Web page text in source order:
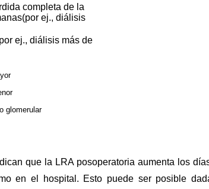
completa de la
ej., diálisis
ej., diálisis más de
glomerular
que la LRA posoperatoria aumenta los
en el hospital. Esto puede ser posible